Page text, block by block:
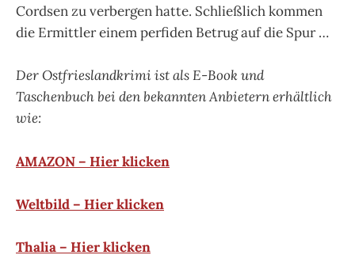
Cordsen zu verbergen hatte. Schließlich kommen
die Ermittler einem perfiden Betrug auf die Spur …
Der Ostfrieslandkrimi ist als E-Book und
Taschenbuch bei den bekannten Anbietern erhältlich
wie:
AMAZON – Hier klicken
Weltbild – Hier klicken
Thalia – Hier klicken